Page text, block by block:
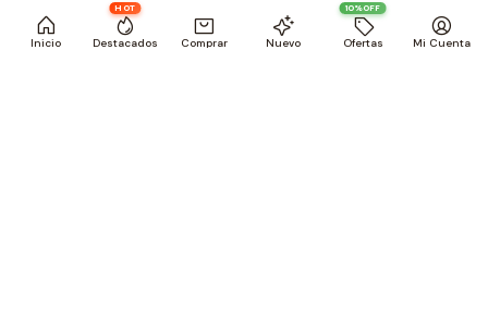
Inicio
HOT
Destacados Comprar Nuevo
10%OFF
Ofertas Mi Cuenta